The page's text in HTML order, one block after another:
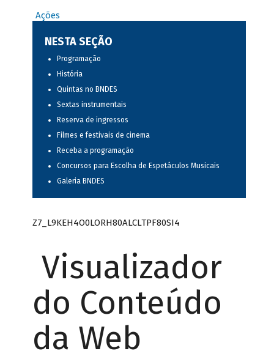
Ações
NESTA SEÇÃO
Programação
História
Quintas no BNDES
Sextas instrumentais
Reserva de ingressos
Filmes e festivais de cinema
Receba a programação
Concursos para Escolha de Espetáculos Musicais
Galeria BNDES
Z7_L9KEH4O0LORH80ALCLTPF80SI4
Visualizador
do Conteúdo
da Web